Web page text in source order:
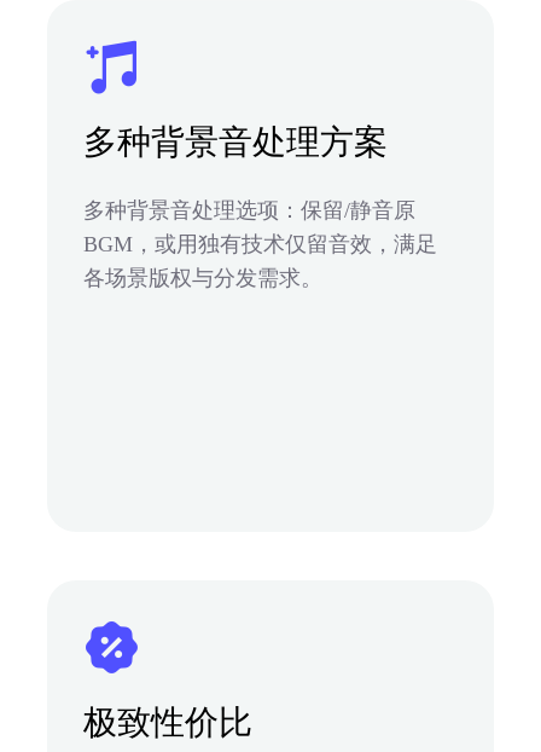
多种背景音处理方案
多种背景音处理选项：保留/静音原
BGM，或用独有技术仅留音效，满足
各场景版权与分发需求。
极致性价比